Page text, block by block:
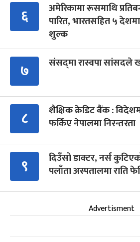
६
अमेरिकामा रूसमाथि
पारित, भारतसहित ५
शुल्क
७ संसद्‍मा रास्वपा सांसदले
८
शैक्षिक क्रेडिट बैंक :
फर्किए नेपालमा निरन्तरता
९
दिउँसो डाक्टर, नर्स
पलाँता अस्पतालमा राति
Advertisment